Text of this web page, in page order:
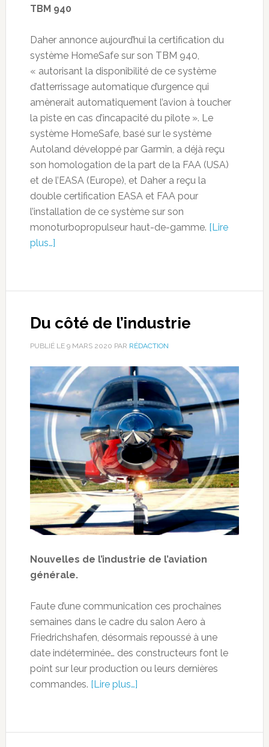
TBM 940
Daher annonce aujourd’hui la certification du
système HomeSafe sur son TBM 940,
« autorisant la disponibilité de ce système
d’atterrissage automatique d’urgence qui
amènerait automatiquement l’avion à toucher
la piste en cas d’incapacité du pilote ». Le
système HomeSafe, basé sur le système
Autoland développé par Garmin, a déjà reçu
son homologation de la part de la FAA (USA)
et de l’EASA (Europe), et Daher a reçu la
double certification EASA et FAA pour
l’installation de ce système sur son
monoturbopropulseur haut-de-gamme. [Lire
plus…]
Du côté de l’industrie
PUBLIÉ LE 9 MARS 2020 PAR RÉDACTION
Nouvelles de l’industrie de l’aviation
générale.
Faute d’une communication ces prochaines
semaines dans le cadre du salon Aero à
Friedrichshafen, désormais repoussé à une
date indéterminée… des constructeurs font le
point sur leur production ou leurs dernières
commandes. [Lire plus…]